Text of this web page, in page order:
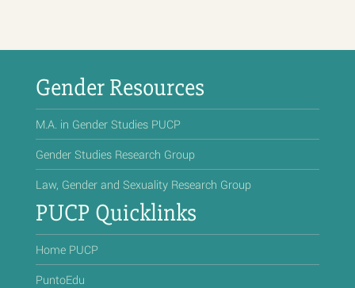
Gender Resources
M.A. in Gender Studies PUCP
Gender Studies Research Group
Law, Gender and Sexuality Research Group
PUCP Quicklinks
Home PUCP
PuntoEdu